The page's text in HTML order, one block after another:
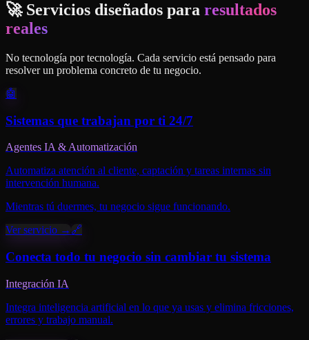
🚀 Servicios diseñados para resultados
reales
No tecnología por tecnología. Cada servicio está pensado para
resolver un problema concreto de tu negocio.
🤖
Sistemas que trabajan por ti 24/7
Agentes IA & Automatización
Automatiza atención al cliente, captación y tareas internas sin
intervención humana.
Mientras tú duermes, tu negocio sigue funcionando.
Ver servicio → 🔗
Conecta todo tu negocio sin cambiar tu sistema
Integración IA
Integra inteligencia artificial en lo que ya usas y elimina fricciones,
errores y trabajo manual.